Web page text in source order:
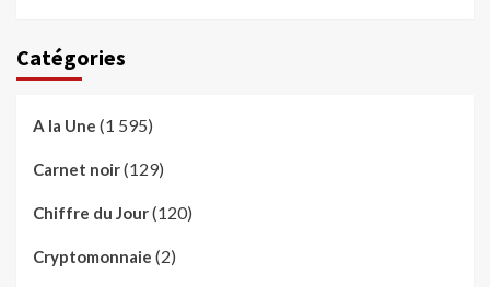
Catégories
A la Une (1 595)
Carnet noir(129)
Chiffre du Jour(120)
Cryptomonnaie (2)